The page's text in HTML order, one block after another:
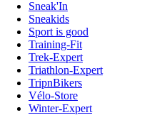
Sneak'In
Sneakids
Sport is good
Training-Fit
Trek-Expert
Triathlon-Expert
TripnBikers
Vélo-Store
Winter-Expert